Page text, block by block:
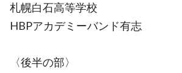
札幌白石高等学校
HBPアカデミーバンド有志
〈後半の部〉